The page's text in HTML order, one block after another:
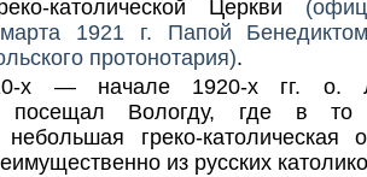
католической Церкви
1921 г. Папой
протонотария).
х — начале 1920-х гг. о.
посещал Вологду, где в то
греко-католическая
из русских